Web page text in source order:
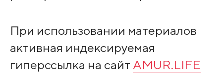
При использовании материалов
активная индексируемая
гиперссылка на сайт AMUR.LIFE